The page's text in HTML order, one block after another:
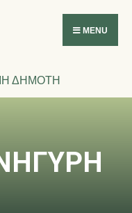
εργαλείων
MENU
ΔΗΜΟΤΗ